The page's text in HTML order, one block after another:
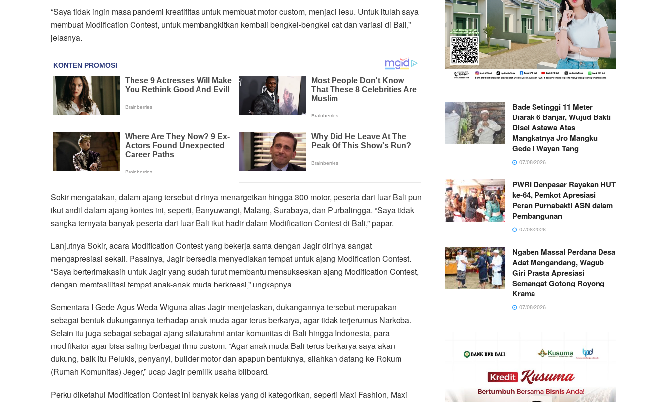
“Saya tidak ingin masa pandemi kreatifitas untuk membuat motor custom, menjadi lesu. Untuk itulah saya
membuat Modification Contest, untuk membangkitkan kembali bengkel-bengkel cat dan variasi di Bali,”
jelasnya.
Sokir mengatakan, dalam ajang tersebut dirinya menargetkan hingga 300 motor, peserta dari luar Bali pun
ikut andil dalam ajang kontes ini, seperti, Banyuwangi, Malang, Surabaya, dan Purbalingga. “Saya tidak
sangka ternyata banyak peserta dari luar Bali ikut hadir dalam Modification Contest di Bali,” papar.
Lanjutnya Sokir, acara Modification Contest yang bekerja sama dengan Jagir dirinya sangat
mengapresiasi sekali. Pasalnya, Jagir bersedia menyediakan tempat untuk ajang Modification Contest.
“Saya berterimakasih untuk Jagir yang sudah turut membantu mensukseskan ajang Modification Contest,
dengan memfasilitasi tempat anak-anak muda berkreasi,” ungkapnya.
Sementara I Gede Agus Weda Wiguna alias Jagir menjelaskan, dukangannya tersebut merupakan
sebagai bentuk dukungannya terhadap anak muda agar terus berkarya, agar tidak terjerumus Narkoba.
Selain itu juga sebagai sebagai ajang silaturahmi antar komunitas di Bali hingga Indonesia, para
modifikator agar bisa saling berbagai ilmu custom. “Agar anak muda Bali terus berkarya saya akan
dukung, baik itu Pelukis, penyanyi, builder motor dan apapun bentuknya, silahkan datang ke Rokum
(Rumah Komunitas) Jeger,” ucap Jagir pemilik usaha bilboard.
Perku diketahui Modification Contest ini banyak kelas yang di kategorikan, seperti Maxi Fashion, Maxi
Bade Setinggi 11 Meter
Diarak 6 Banjar, Wujud Bakti
Disel Astawa Atas
Mangkatnya Jro Mangku
Gede I Wayan Tang
07/08/2026
PWRI Denpasar Rayakan HUT
ke-64, Pemkot Apresiasi
Peran Purnabakti ASN dalam
Pembangunan
07/08/2026
Ngaben Massal Perdana Desa
Adat Mengandang, Wagub
Giri Prasta Apresiasi
Semangat Gotong Royong
Krama
07/08/2026